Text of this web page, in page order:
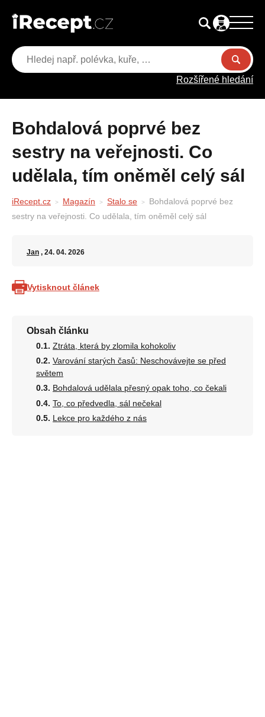
Rozšířené hledání
Bohdalová poprvé bez
sestry na veřejnosti. Co
udělala, tím oněměl celý sál
iRecept.cz Magazín Stalo se
Bohdalová poprvé bez
sestry na veřejnosti. Co udělala, tím oněměl celý sál
Jan , 24. 04. 2026
Vytisknout článek
Obsah článku
Ztráta, která by zlomila kohokoliv
Varování starých časů: Neschovávejte se před
světem
Bohdalová udělala přesný opak toho, co čekali
To, co předvedla, sál nečekal
Lekce pro každého z nás